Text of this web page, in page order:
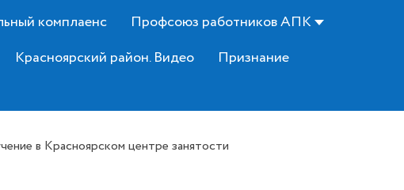
комплаенс
Профсоюз работников АПК
Красноярский район. Видео
Признание
в Красноярском центре занятости